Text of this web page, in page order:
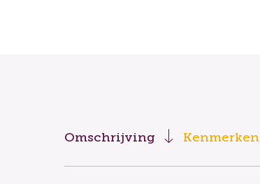
Omschrijving Kenmerken